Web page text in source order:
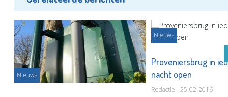
Nieuws
Nieuws
Proveniersbrug in
nacht open
Redactie - 25-02-2016